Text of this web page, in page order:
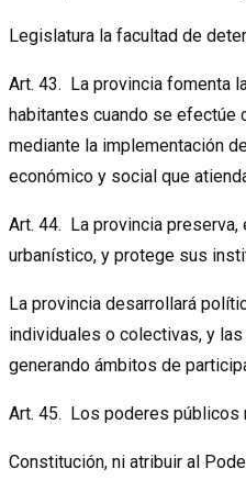
Legislatura la facultad de
Art. 43. La provincia fomenta
habitantes cuando se
mediante la implementación
económico y social que
Art. 44. La provincia
urbanístico, y protege sus
La provincia desarrollará
individuales o colectivas, y
generando ámbitos de
Art. 45. Los poderes públicos
Constitución, ni atribuir al